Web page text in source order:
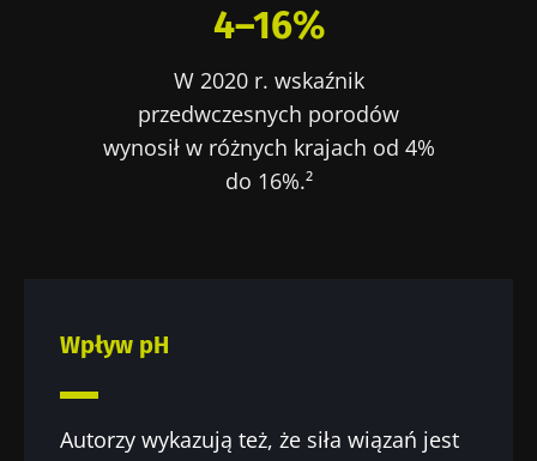
4–16%
W 2020 r. wskaźnik
przedwczesnych porodów
wynosił w różnych krajach od 4%
do 16%.²
Wpływ pH
Autorzy wykazują też, że siła wiązań jest
„Microbiota Digest” i „Magazyn dla
Nie odchodź tak
szybko!
Dołącz do społeczności mikrobioty dla
pracowników ochrony zdrowia i odbieraj